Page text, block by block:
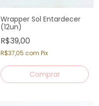
Wrapper Sol Entardecer
(12un)
R$39,00
R$37,05 com Pix